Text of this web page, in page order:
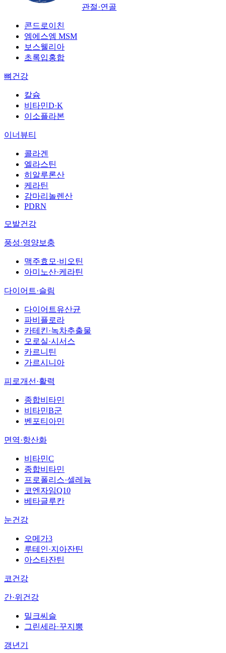
관절·연골
콘드로이친
엠에스엠 MSM
보스웰리아
초록입홍합
뼈건강
칼슘
비타민D·K
이소플라본
이너뷰티
콜라겐
엘라스틴
히알루론산
케라틴
감마리놀렌산
PDRN
모발건강
풍성·영양보충
맥주효모·비오틴
아미노산·케라틴
다이어트·슬림
다이어트유산균
파비플로라
카테킨·녹차추출물
모로실·시서스
카르니틴
가르시니아
피로개선·활력
종합비타민
비타민B군
벤포티아민
면역·항산화
비타민C
종합비타민
프로폴리스·셀레늄
코엔자임Q10
베타글루칸
눈건강
오메가3
루테인·지아잔틴
아스타잔틴
코건강
간·위건강
밀크씨슬
그린세라·꾸지뽕
갱년기